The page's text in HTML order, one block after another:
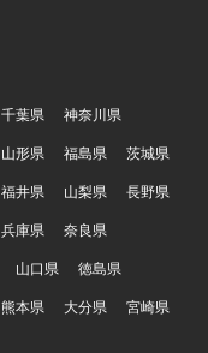
千葉県
神奈川県
山形県 福島県
茨城県
福井県 山梨県
長野県
兵庫県
奈良県
山口県
徳島県
熊本県 大分県
宮崎県